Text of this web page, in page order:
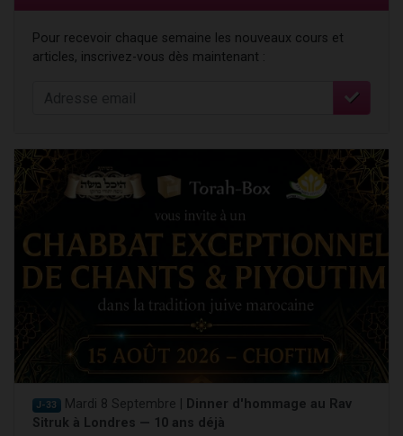
Pour recevoir chaque semaine les nouveaux cours et
articles, inscrivez-vous dès maintenant :
J-33 Mardi 8 Septembre |
Dinner d'hommage au Rav
Sitruk à Londres — 10 ans déjà